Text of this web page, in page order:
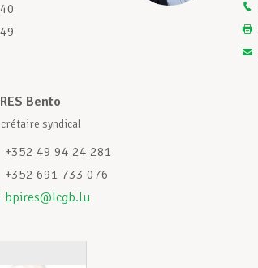
Bento
syndical
+352 49 94 24 281
+352 691 733 076
bpires@lcgb.lu